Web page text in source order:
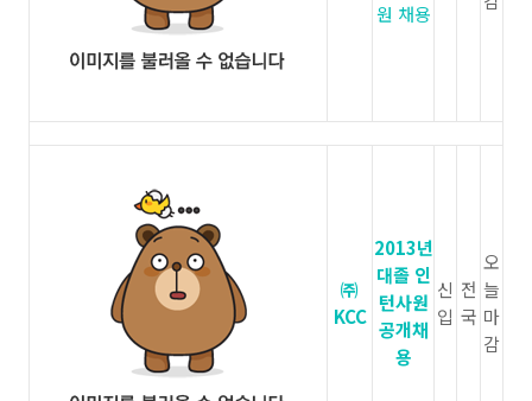
원 채용
㈜
KCC
2013년
대졸 인
턴사원
공개채
용
신
입
전
국
오
늘
마
감